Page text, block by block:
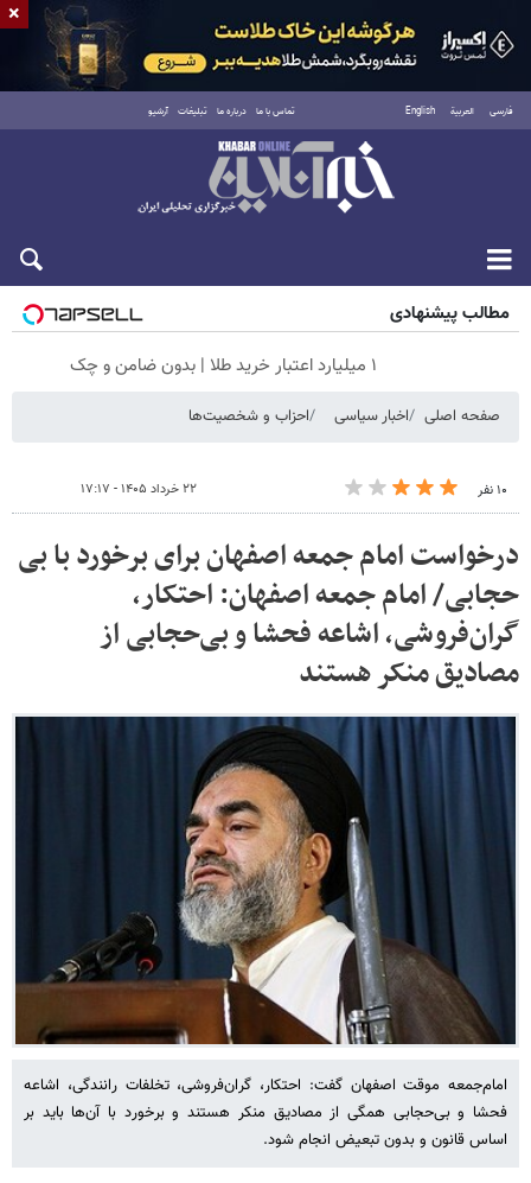
فارسی العربية English تماس با ما درباره ما تبلیغات آرشیو
جمعه ۱۶ مرداد ۱۴۰۵
مطالب پیشنهادی
۱ میلیارد اعتبار خرید طلا | بدون ضامن و چک
صفحه اصلی اخبار سیاسی احزاب و شخصیت‌ها
۱۰ نفر ۲۲ خرداد ۱۴۰۵ - ۱۷:۱۷
درخواست امام جمعه اصفهان برای برخورد با بی
حجابی/ امام جمعه اصفهان: احتکار،
گران‌فروشی، اشاعه فحشا و بی‌حجابی از
مصادیق منکر هستند
امام‌جمعه موقت اصفهان گفت: احتکار، گران‌فروشی، تخلفات رانندگی، اشاعه
فحشا و بی‌حجابی همگی از مصادیق منکر هستند و برخورد با آن‌ها باید بر
اساس قانون و بدون تبعیض انجام شود.
×